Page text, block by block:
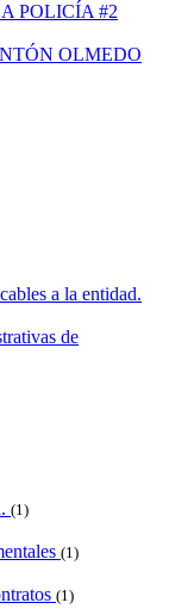
POLICÍA #2
OLMEDO
a la entidad.
de
(1)
(1)
(1)